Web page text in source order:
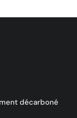
décarboné